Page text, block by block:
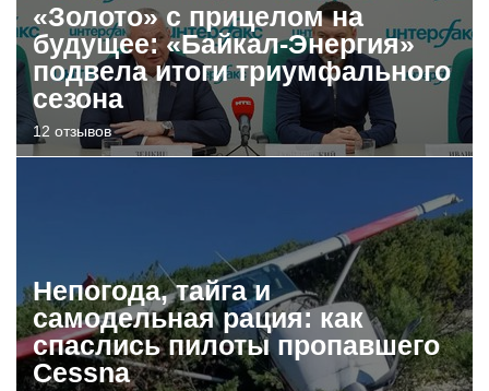
«Золото» с прицелом на
будущее: «Байкал-Энергия»
подвела итоги триумфального
сезона
12 отзывов
Непогода, тайга и
самодельная рация: как
спаслись пилоты пропавшего
Cessna